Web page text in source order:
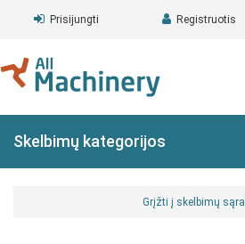
Prisijungti Registruotis
Skelbimų kategorijos
Grįžti į skelbimų